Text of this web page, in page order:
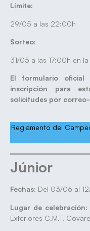
Límite:
29/05 a las 22:00h
Sorteo:
31/05 a las 17:00h en la
El formulario
inscripción para
solicitudes por
Reglamento del
Júnior
Fechas: Del 03/06 al
Lugar de celebración:
Exteriores C.M.T.